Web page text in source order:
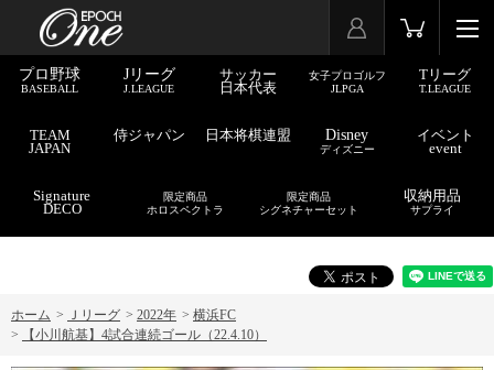
プロ野球
BASEBALL
Jリーグ
J.LEAGUE
サッカー
日本代表
女子プロゴルフ
JLPGA
Tリーグ
T.LEAGUE
TEAM
JAPAN
侍ジャパン 日本将棋連盟 Disney
ディズニー
イベント
event
Signature
DECO
限定商品
ホロスペクトラ
限定商品
シグネチャーセット
収納用品
サプライ
ホーム > Ｊリーグ > 2022年 > 横浜FC
>
【小川航基】4試合連続ゴール（22.4.10）